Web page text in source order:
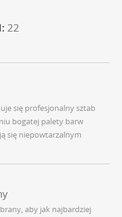
22
się profesjonalny sztab
bogatej palety barw
się niepowtarzalnym
aby jak najbardziej